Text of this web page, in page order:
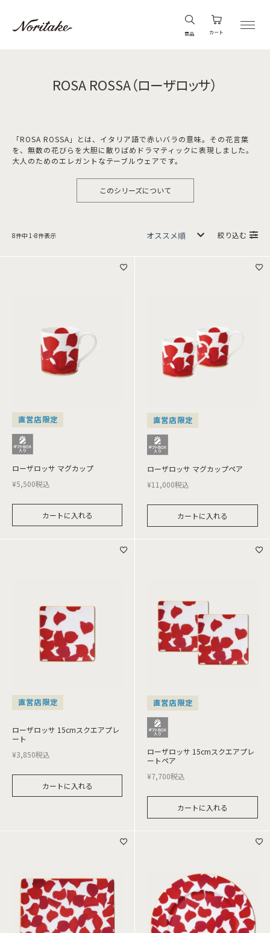
商品 カート
ROSA ROSSA（ローザロッサ）
「ROSA ROSSA」とは、イタリア語で赤いバラの意味。その花言葉
を、無数の花びらを大胆に散りばめドラマティックに表現しました。
大人のためのエレガントなテーブルウェアです。
このシリーズについて
8件中 1 -8件表示 絞り込む
直営店限定
ローザロッサ マグカップ
¥5,500税込
カートに入れる
直営店限定
ローザロッサ マグカップペア
¥11,000税込
カートに入れる
直営店限定
ローザロッサ 15cmスクエアプレ
ート
¥3,850税込
カートに入れる
直営店限定
ローザロッサ 15cmスクエアプレ
ートペア
¥7,700税込
カートに入れる